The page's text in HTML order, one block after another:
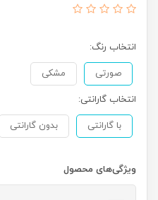
انتخاب رنگ:
صورتی مشکی
انتخاب گارانتی:
با گارانتی بدون گارانتی
ویژگی‌های محصول